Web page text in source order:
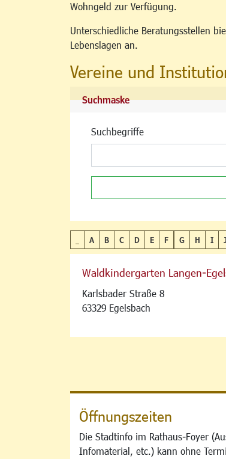
Wohngeld zur Verfügung.
Unterschiedliche Beratungsstellen
Lebenslagen an.
Vereine und
Suchmaske
Suchbegriffe
A B C D E F G H I J
Waldkindergarten Langen-
Karlsbader Straße 8
63329 Egelsbach
Öffnungszeiten
Die Stadtinfo im Rathaus-Foyer
Infomaterial, etc.) kann ohne